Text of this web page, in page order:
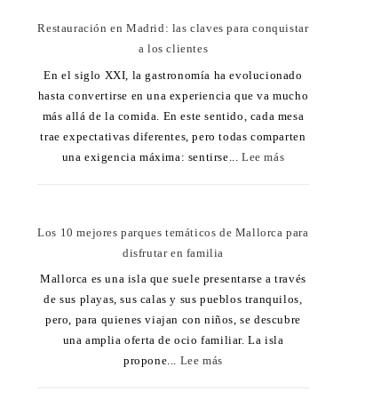
Restauración en Madrid: las claves para conquistar
a los clientes
En el siglo XXI, la gastronomía ha evolucionado
hasta convertirse en una experiencia que va mucho
más allá de la comida. En este sentido, cada mesa
trae expectativas diferentes, pero todas comparten
una exigencia máxima: sentirse...Lee más
Los 10 mejores parques temáticos de Mallorca para
disfrutar en familia
Mallorca es una isla que suele presentarse a través
de sus playas, sus calas y sus pueblos tranquilos,
pero, para quienes viajan con niños, se descubre
una amplia oferta de ocio familiar. La isla
propone... Lee más